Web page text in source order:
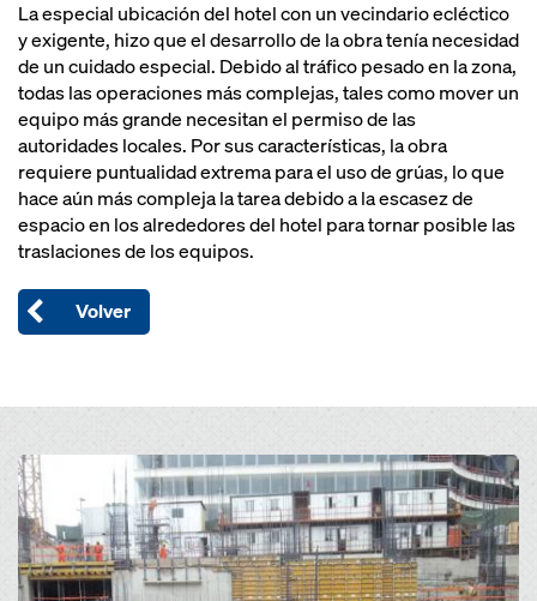
La especial ubicación del hotel con un vecindario ecléctico
y exigente, hizo que el desarrollo de la obra tenía necesidad
de un cuidado especial. Debido al tráfico pesado en la zona,
todas las operaciones más complejas, tales como mover un
equipo más grande necesitan el permiso de las
autoridades locales. Por sus características, la obra
requiere puntualidad extrema para el uso de grúas, lo que
hace aún más compleja la tarea debido a la escasez de
espacio en los alrededores del hotel para tornar posible las
traslaciones de los equipos.
Volver
Open